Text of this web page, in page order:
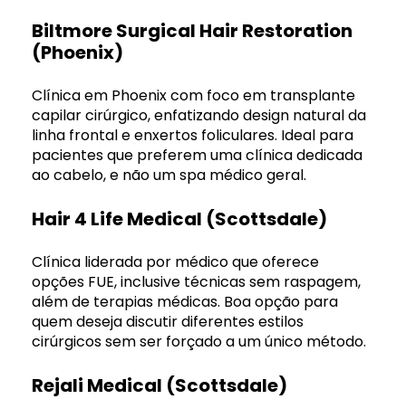
Biltmore Surgical Hair Restoration
(Phoenix)
Clínica em Phoenix com foco em transplante
capilar cirúrgico, enfatizando design natural da
linha frontal e enxertos foliculares. Ideal para
pacientes que preferem uma clínica dedicada
ao cabelo, e não um spa médico geral.
Hair 4 Life Medical (Scottsdale)
Clínica liderada por médico que oferece
opções FUE, inclusive técnicas sem raspagem,
além de terapias médicas. Boa opção para
quem deseja discutir diferentes estilos
cirúrgicos sem ser forçado a um único método.
Rejali Medical (Scottsdale)